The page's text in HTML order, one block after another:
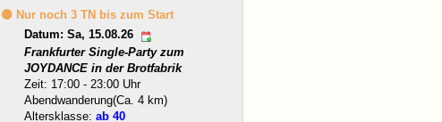
🟡 Nur noch 3 TN bis zum Start
Datum: Sa, 15.08.26
Frankfurter Single-Party zum
JOYDANCE in der Brotfabrik
Zeit: 17:00 - 23:00 Uhr
Abendwanderung(Ca. 4 km)
Altersklasse:ab 40